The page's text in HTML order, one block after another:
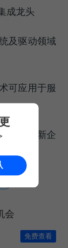
成龙头
及驱动领域
可应用于服
领域创新企
会
免费查看